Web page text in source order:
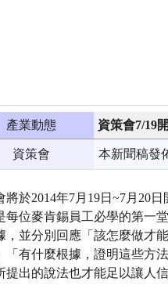
產業動態 資策會7/19
資策會 本新聞稿發
將於2014年7月19日~7月20
每位麥肯錫員工必學的第一
，並分別回應「該怎麼做才
「有什麼根據，證明這些方
提出的說法也才能足以讓人